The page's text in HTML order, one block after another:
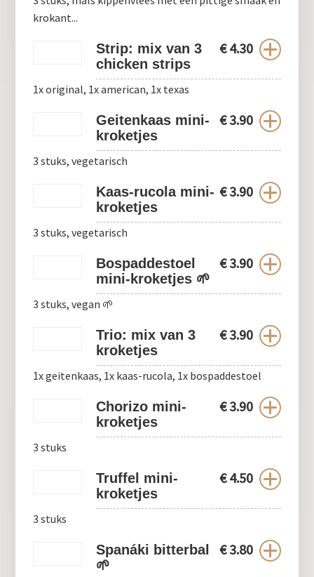
krokant...
Strip: mix van 3
chicken strips
€4.30
1x original, 1x american, 1x texas
Geitenkaas mini-
kroketjes
€3.90
3 stuks, vegetarisch
Kaas-rucola mini-
kroketjes
€3.90
3 stuks, vegetarisch
Bospaddestoel
mini-kroketjes 🌱
€3.90
3 stuks, vegan 🌱
Trio: mix van 3
kroketjes
€3.90
1x geitenkaas, 1x kaas-rucola, 1x bospaddestoel
Chorizo mini-
kroketjes
€3.90
3 stuks
Truffel mini-
kroketjes
€4.50
3 stuks
Spanáki bitterbal
🌱
€3.80